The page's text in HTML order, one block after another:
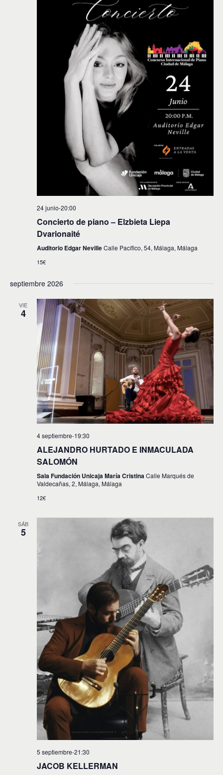
24 junio-20:00
Concierto de piano – Elzbieta Liepa
Dvarionaité
Auditorio Edgar NevilleCalle Pacífico, 54, Málaga, Málaga
15€
septiembre 2026
VIE
4
4 septiembre-19:30
ALEJANDRO HURTADO E INMACULADA
SALOMÓN
Sala Fundación Unicaja María CristinaCalle Marqués de
Valdecañas, 2, Málaga, Málaga
12€
SÁB
5
5 septiembre-21:30
JACOB KELLERMAN